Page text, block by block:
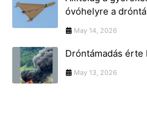
óvóhelyre a
May 14, 2026
Dróntámadás érte
May 13, 2026